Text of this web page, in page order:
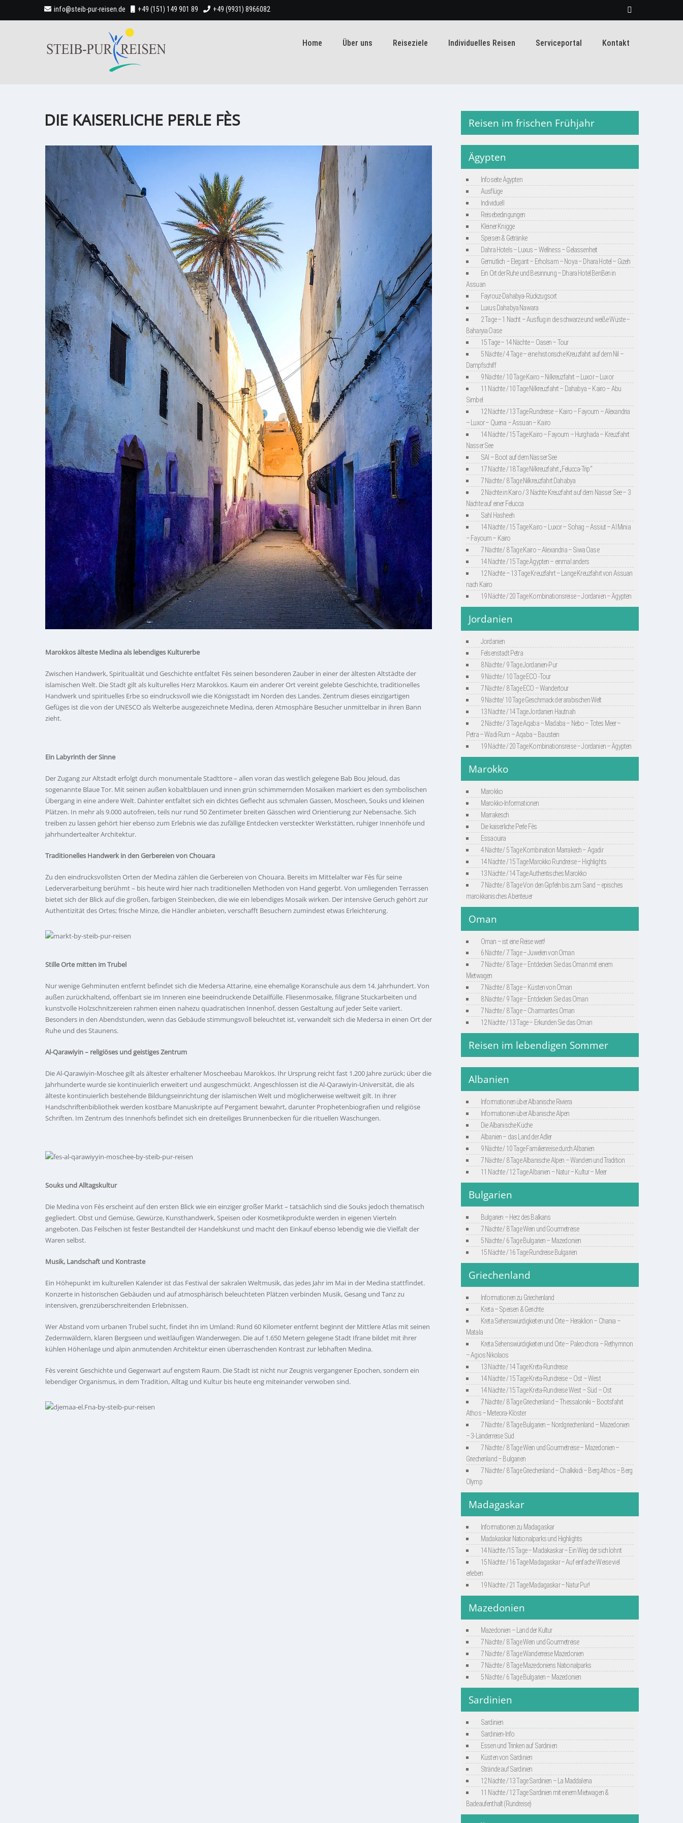
+49 (9931) 8966082
+49 (151) 149 901 89
info@steib-pur-reisen.de
Home Über uns Reiseziele Individuelles Reisen Serviceportal Kontakt
DIE KAISERLICHE PERLE FÈS
Marokkos älteste Medina als lebendiges Kulturerbe
Zwischen Handwerk, Spiritualität und Geschichte entfaltet Fès seinen besonderen Zauber in einer der ältesten Altstädte der
islamischen Welt. Die Stadt gilt als kulturelles Herz Marokkos. Kaum ein anderer Ort vereint gelebte Geschichte, traditionelles
Handwerk und spirituelles Erbe so eindrucksvoll wie die Königsstadt im Norden des Landes. Zentrum dieses einzigartigen
Gefüges ist die von der UNESCO als Welterbe ausgezeichnete Medina, deren Atmosphäre Besucher unmittelbar in ihren Bann
zieht.
Ein Labyrinth der Sinne
Der Zugang zur Altstadt erfolgt durch monumentale Stadttore – allen voran das westlich gelegene Bab Bou Jeloud, das
sogenannte Blaue Tor. Mit seinen außen kobaltblauen und innen grün schimmernden Mosaiken markiert es den symbolischen
Übergang in eine andere Welt. Dahinter entfaltet sich ein dichtes Geflecht aus schmalen Gassen, Moscheen, Souks und kleinen
Plätzen. In mehr als 9.000 autofreien, teils nur rund 50 Zentimeter breiten Gässchen wird Orientierung zur Nebensache. Sich
treiben zu lassen gehört hier ebenso zum Erlebnis wie das zufällige Entdecken versteckter Werkstätten, ruhiger Innenhöfe und
jahrhundertealter Architektur.
Traditionelles Handwerk in den Gerbereien von Chouara
Zu den eindrucksvollsten Orten der Medina zählen die Gerbereien von Chouara. Bereits im Mittelalter war Fès für seine
Lederverarbeitung berühmt – bis heute wird hier nach traditionellen Methoden von Hand gegerbt. Von umliegenden Terrassen
bietet sich der Blick auf die großen, farbigen Steinbecken, die wie ein lebendiges Mosaik wirken. Der intensive Geruch gehört zur
Authentizität des Ortes; frische Minze, die Händler anbieten, verschafft Besuchern zumindest etwas Erleichterung.
Stille Orte mitten im Trubel
Nur wenige Gehminuten entfernt befindet sich die Medersa Attarine, eine ehemalige Koranschule aus dem 14. Jahrhundert. Von
außen zurückhaltend, offenbart sie im Inneren eine beeindruckende Detailfülle. Fliesenmosaike, filigrane Stuckarbeiten und
kunstvolle Holzschnitzereien rahmen einen nahezu quadratischen Innenhof, dessen Gestaltung auf jeder Seite variiert.
Besonders in den Abendstunden, wenn das Gebäude stimmungsvoll beleuchtet ist, verwandelt sich die Medersa in einen Ort der
Ruhe und des Staunens.
Al-Qarawiyin – religiöses und geistiges Zentrum
Die Al-Qarawiyin-Moschee gilt als ältester erhaltener Moscheebau Marokkos. Ihr Ursprung reicht fast 1.200 Jahre zurück; über die
Jahrhunderte wurde sie kontinuierlich erweitert und ausgeschmückt. Angeschlossen ist die Al-Qarawiyin-Universität, die als
älteste kontinuierlich bestehende Bildungseinrichtung der islamischen Welt und möglicherweise weltweit gilt. In ihrer
Handschriftenbibliothek werden kostbare Manuskripte auf Pergament bewahrt, darunter Prophetenbiografien und religiöse
Schriften. Im Zentrum des Innenhofs befindet sich ein dreiteiliges Brunnenbecken für die rituellen Waschungen.
Souks und Alltagskultur
Die Medina von Fès erscheint auf den ersten Blick wie ein einziger großer Markt – tatsächlich sind die Souks jedoch thematisch
gegliedert. Obst und Gemüse, Gewürze, Kunsthandwerk, Speisen oder Kosmetikprodukte werden in eigenen Vierteln
angeboten. Das Feilschen ist fester Bestandteil der Handelskunst und macht den Einkauf ebenso lebendig wie die Vielfalt der
Waren selbst.
Musik, Landschaft und Kontraste
Ein Höhepunkt im kulturellen Kalender ist das Festival der sakralen Weltmusik, das jedes Jahr im Mai in der Medina stattfindet.
Konzerte in historischen Gebäuden und auf atmosphärisch beleuchteten Plätzen verbinden Musik, Gesang und Tanz zu
intensiven, grenzüberschreitenden Erlebnissen.
Wer Abstand vom urbanen Trubel sucht, findet ihn im Umland: Rund 60 Kilometer entfernt beginnt der Mittlere Atlas mit seinen
Zedernwäldern, klaren Bergseen und weitläufigen Wanderwegen. Die auf 1.650 Metern gelegene Stadt Ifrane bildet mit ihrer
kühlen Höhenlage und alpin anmutenden Architektur einen überraschenden Kontrast zur lebhaften Medina.
Fès vereint Geschichte und Gegenwart auf engstem Raum. Die Stadt ist nicht nur Zeugnis vergangener Epochen, sondern ein
lebendiger Organismus, in dem Tradition, Alltag und Kultur bis heute eng miteinander verwoben sind.
Reisen im frischen Frühjahr
Ägypten
Infoseite Ägypten
Ausflüge
Individuell
Reisebedingungen
Kleiner Knigge
Speisen & Getränke
Dahra Hotels – Luxus – Wellness – Gelassenheit
Gemütlich – Elegant – Erholsam – Noya – Dhara Hotel – Gizeh
Ein Ort der Ruhe und Besinnung – Dhara Hotel BenBen in
Assuan
Fayrouz-Dahabya-Rückzugsort
Luxus Dahabya Nawara
2 Tage – 1 Nacht – Ausflug in die schwarze und weiße Wüste –
Baharyia Oase
15 Tage – 14 Nächte – Oasen – Tour
5 Nächte / 4 Tage – eine historische Kreuzfahrt auf dem Nil –
Dampfschiff
9 Nächte / 10 Tage Kairo – Nilkreuzfahrt – Luxor – Luxor
11 Nächte / 10 Tage Nilkreuzfahrt – Dahabya – Kairo – Abu
Simbel
12 Nächte / 13 Tage Rundreise – Kairo – Fayoum – Alexandria
– Luxor – Quena – Assuan – Kairo
14 Nächte / 15 Tage Kairo – Fayoum – Hurghada – Kreuzfahrt
Nasser See
SAI – Boot auf dem Nasser See
17 Nächte / 18 Tage Nilkreuzfahrt „Felucca-Trip“
7 Nächte / 8 Tage Nilkreuzfahrt Dahabya
2 Nächte in Kairo / 3 Nächte Kreuzfahrt auf dem Nasser See – 3
Nächte auf einer Felucca
Sahl Hasheeh
14 Nächte / 15 Tage Kairo – Luxor – Sohag – Assiut – Al Minia
– Fayoum – Kairo
7 Nächte / 8 Tage Kairo – Alexandria – Siwa Oase
14 Nächte / 15 Tage Ägypten – einmal anders
12 Nächte – 13 Tage Kreuzfahrt – Lange Kreuzfahrt von Assuan
nach Kairo
19 Nächte / 20 Tage Kombinationsreise – Jordanien – Ägypten
Jordanien
Jordanien
Felsenstadt Petra
8 Nächte / 9 Tage Jordanien-Pur
9 Nächte / 10 Tage ECO -Tour
7 Nächte / 8 Tage ECO – Wandertour
9 Nächte/ 10 Tage Geschmack der arabischen Welt
13 Nächte / 14 Tage Jordanien Hautnah
2 Nächte / 3 Tage Aqaba – Madaba – Nebo – Totes Meer –
Petra – Wadi Rum – Aqaba – Baustein
19 Nächte / 20 Tage Kombinationsreise – Jordanien – Ägypten
Marokko
Marokko
Marokko-Informationen
Marrakesch
Die kaiserliche Perle Fès
Essaouira
4 Nächte / 5 Tage Kombination Marrakech – Agadir
14 Nächte / 15 Tage Marokko Rundreise – Highlights
13 Nächte / 14 Tage Authentisches Marokko
7 Nächte / 8 Tage Von den Gipfeln bis zum Sand – episches
marokkanisches Abenteuer
Oman
Oman – ist eine Reise wert!
6 Nächte / 7 Tage – Juwelen von Oman
7 Nächte / 8 Tage – Entdecken Sie das Oman mit einem
Mietwagen
7 Nächte / 8 Tage – Küsten von Oman
8 Nächte / 9 Tage – Entdecken Sie das Oman
7 Nächte / 8 Tage – Charmantes Oman
12 Nächte / 13 Tage – Erkunden Sie das Oman
Reisen im lebendigen Sommer
Albanien
Informationen über Albanische Riviera
Informationen über Albanische Alpen
Die Albanische Küche
Albanien – das Land der Adler
9 Nächte / 10 Tage Familienreise durch Albanien
7 Nächte / 8 Tage Albanische Alpen – Wandern und Tradition
11 Nächte / 12 Tage Albanien – Natur – Kultur – Meer
Bulgarien
Bulgarien – Herz des Balkans
7 Nächte / 8 Tage Wein und Gourmetreise
5 Nächte / 6 Tage Bulgarien – Mazedonien
15 Nächte / 16 Tage Rundreise Bulgarien
Griechenland
Informationen zu Griechenland
Kreta – Speisen & Gerichte
Kreta Sehenswürdigkeiten und Orte – Heraklion – Chania –
Matala
Kreta Sehenswürdigkeiten und Orte – Paleochora – Rethymnon
– Agios Nikolaos
13 Nächte / 14 Tage Kreta-Rundreise
14 Nächte / 15 Tage Kreta-Rundreise – Ost – West
14 Nächte / 15 Tage Kreta-Rundreise West – Süd – Ost
7 Nächte / 8 Tage Griechenland – Thessaloniki – Bootsfahrt
Athos – Meteora-Klöster
7 Nächte / 8 Tage Bulgarien – Nordgriechenland – Mazedonien
– 3-Länderreise Süd
7 Nächte / 8 Tage Wein und Gourmetreise – Mazedonien –
Griechenland – Bulgarien
7 Nächte / 8 Tage Griechenland – Chalkikidi – Berg Athos – Berg
Olymp
Madagaskar
Informationen zu Madagaskar
Madakaskar Nationalparks und Highlights
14 Nächte /15 Tage – Madakaskar – Ein Weg der sich lohnt
15 Nächte / 16 Tage Madagaskar – Auf einfache Weise viel
erleben
19 Nächte / 21 Tage Madagaskar – Natur Pur!
Mazedonien
Mazedonien – Land der Kultur
7 Nächte / 8 Tage Wein und Gourmetreise
7 Nächte / 8 Tage Wanderreise Mazedonien
7 Nächte / 8 Tage Mazedoniens Nationalparks
5 Nächte / 6 Tage Bulgarien – Mazedonien
Sardinien
Sardinien
Sardinien-Info
Essen und Trinken auf Sardinien
Küsten von Sardinien
Strände auf Sardinien
12 Nächte / 13 Tage Sardinien – La Maddalena
11 Nächte / 12 Tage Sardinien mit einem Mietwagen &
Badeaufenthalt (Rundreise)